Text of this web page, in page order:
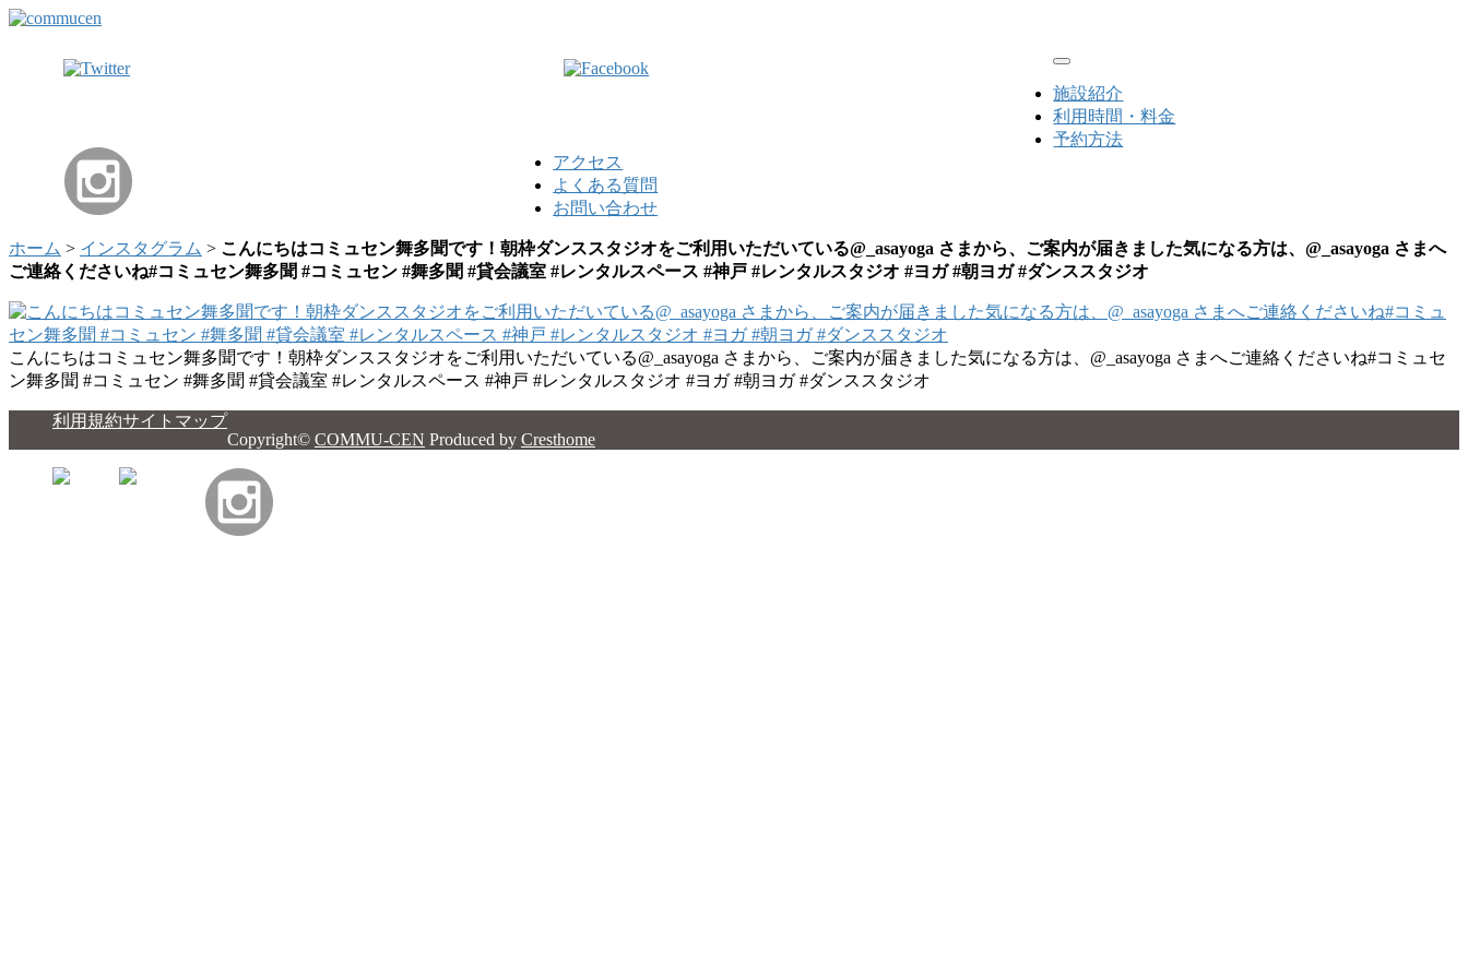
Toggle navigation
施設紹介
利用時間・料金
予約方法
アクセス
よくある質問
お問い合わせ
ホーム > インスタグラム > こんにちはコミュセン舞多聞です！朝枠ダンススタジオをご利用いただいている@_asayoga さまから、ご案内が届きました気になる方は、@_asayoga さまへ
ご連絡くださいね#コミュセン舞多聞 #コミュセン #舞多聞 #貸会議室 #レンタルスペース #神戸 #レンタルスタジオ #ヨガ #朝ヨガ #ダンススタジオ
こんにちはコミュセン舞多聞です！朝枠ダンススタジオをご利用いただいている@_asayoga さまから、ご案内が届きました気になる方は、@_asayoga さまへご連絡くださいね#コミュセ
ン舞多聞 #コミュセン #舞多聞 #貸会議室 #レンタルスペース #神戸 #レンタルスタジオ #ヨガ #朝ヨガ #ダンススタジオ
利用規約サイトマップ
Copyright© COMMU-CEN Produced by Cresthome